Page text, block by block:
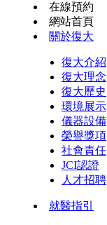
在線預約
網站首頁
關於復大
復大介紹
復大理念
復大歷史
環境展示
儀器設備
榮譽獎項
社會責任
JCI認證
人才招聘
就醫指引